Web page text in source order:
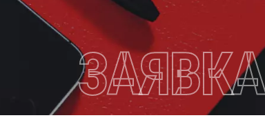
ЗАЯВКА